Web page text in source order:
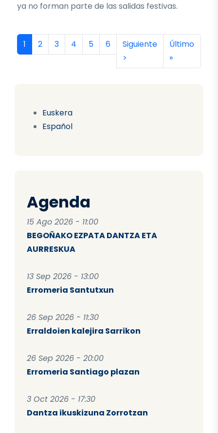
Euskera
Español
Agenda
15 Ago 2026 - 11:00
BEGOÑAKO EZPATA DANTZA ETA
AURRESKUA
13 Sep 2026 - 13:00
Erromeria Santutxun
26 Sep 2026 - 11:30
Erraldoien kalejira Sarrikon
26 Sep 2026 - 20:00
Erromeria Santiago plazan
3 Oct 2026 - 17:30
Dantza ikuskizuna Zorrotzan
ya no forman parte de las salidas festivas.
Paginación
Página actual
1 Página
2 Página
3 Página
4 Página
5 Página
6 Siguiente página
Siguiente
>
Última
Último
»